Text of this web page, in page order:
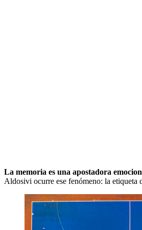
La memoria es una apostadora
Aldosivi ocurre ese fenómeno: la